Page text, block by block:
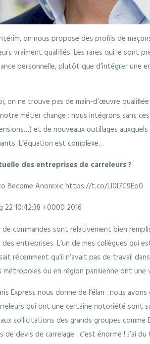
on nous propose des profils de
vraiment qualifiés. Les rares qui le sont
personnelle, plutôt que d’intégrer une
on ne trouve pas de main-d’œuvre
métier change : nous intégrons sans
et de nouveaux outillages
L’équation est complexe…
des entreprises de carreleurs ?
Become Anorexic https://t.co/Ll0l7C9Eo0
22 10:42:38 +0000 2016
de commandes sont relativement bien
entreprises. L’un de mes collègues qui
récemment qu’il n’avait pas de travail
métropoles ou en région parisienne ont une
Express nous donne de l’élan : nous
qui ont une certaine notoriété sont
sollicitations des grands groupes comme
de devis de carrelage : c’est énorme ! J’ai